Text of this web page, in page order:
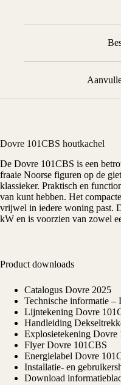
Dovre 101CBS houtkachel
De Dovre 101CBS is een
fraaie Noorse figuren op de
klassieker. Praktisch en
van kunt hebben. Het
vrijwel in iedere woning past.
kW en is voorzien van zowel
Product downloads
Catalogus Dovre 2025
Technische informatie –
Lijntekening Dovre
Handleiding
Explosietekening Dovre
Flyer Dovre 101CBS
Energielabel Dovre
Installatie- en
Download